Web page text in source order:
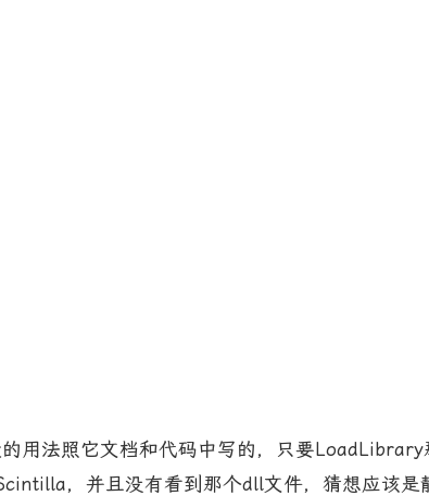
法照它文档和代码中写的，只要LoadLibrary
，并且没有看到那个dll文件，猜想应该是